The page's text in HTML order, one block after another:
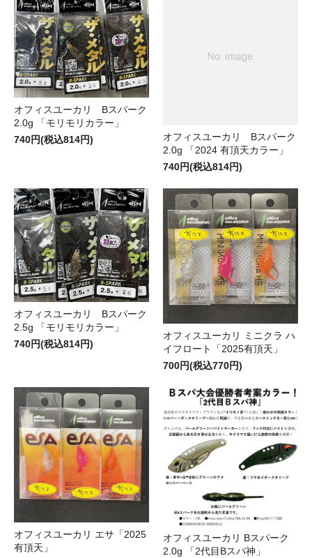
オフィスユーカリ Bスパーク
2.0g 「モリモリカラー」
740円(税込814円)
オフィスユーカリ Bスパーク
2.0g 「2024 有頂天カラー」
740円(税込814円)
オフィスユーカリ Bスパーク
2.5g 「モリモリカラー」
740円(税込814円)
オフィスユーカリ ミニクラ ハ
イフロート「2025有頂天」
700円(税込770円)
オフィスユーカリ エサ「2025
有頂天」
オフィスユーカリ Bスパーク
2.0g 「2代目Bスパ神」